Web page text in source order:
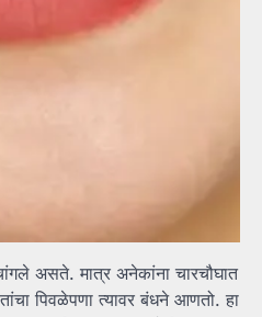
असते. मात्र अनेकांना चारचौघात
पिवळेपणा त्यावर बंधने आणतो. हा